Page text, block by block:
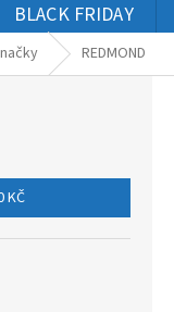
BLACK FRIDAY
REDMOND
KČ